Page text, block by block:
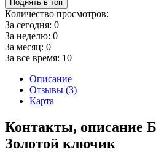
Поднять в топ
Количество просмотров:
За сегодня: 0
За неделю: 0
За месяц: 0
За все время: 10
Описание
Отзывы (3)
Карта
Контакты, описание
Золотой ключик